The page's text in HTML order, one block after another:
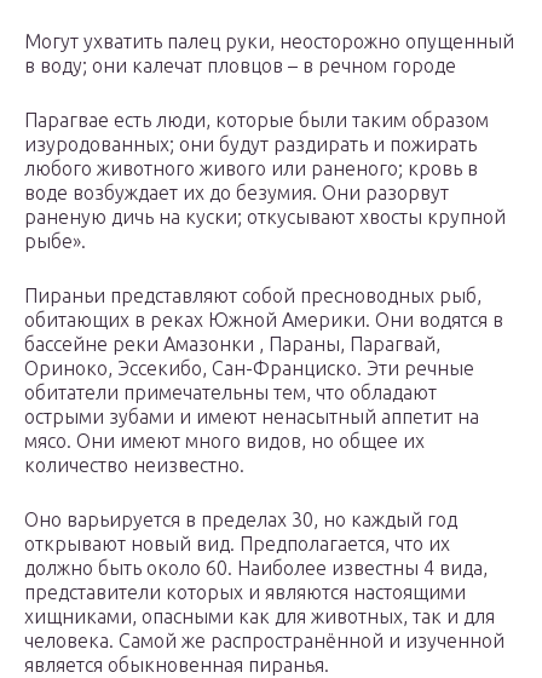
Могут ухватить палец руки, неосторожно опущенный
в воду; они калечат пловцов – в речном городе
Парагвае есть люди, которые были таким образом
изуродованных; они будут раздирать и пожирать
любого животного живого или раненого; кровь в
воде возбуждает их до безумия. Они разорвут
раненую дичь на куски; откусывают хвосты крупной
рыбе».
Пираньи представляют собой пресноводных рыб,
обитающих в реках Южной Америки. Они водятся в
бассейне реки Амазонки , Параны, Парагвай,
Ориноко, Эссекибо, Сан-Франциско. Эти речные
обитатели примечательны тем, что обладают
острыми зубами и имеют ненасытный аппетит на
мясо. Они имеют много видов, но общее их
количество неизвестно.
Оно варьируется в пределах 30, но каждый год
открывают новый вид. Предполагается, что их
должно быть около 60. Наиболее известны 4 вида,
представители которых и являются настоящими
хищниками, опасными как для животных, так и для
человека. Самой же распространённой и изученной
является обыкновенная пиранья.